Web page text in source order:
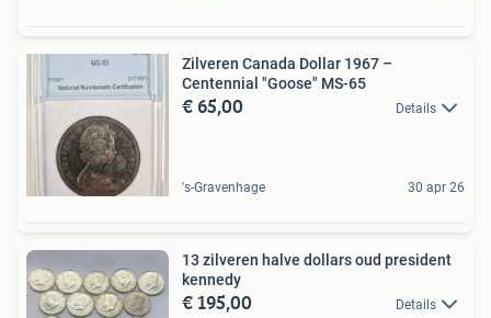
Zilveren Canada Dollar 1967 –
Centennial "Goose" MS-65
€ 65,00 Details
's-Gravenhage 30 apr 26
13 zilveren halve dollars oud president
kennedy
€ 195,00 Details